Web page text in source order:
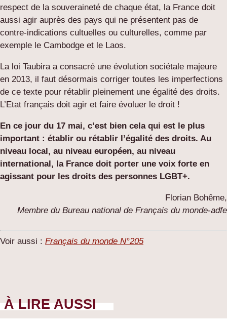
respect de la souveraineté de chaque état, la France doit
aussi agir auprès des pays qui ne présentent pas de
contre-indications cultuelles ou culturelles, comme par
exemple le Cambodge et le Laos.
La loi Taubira a consacré une évolution sociétale majeure
en 2013, il faut désormais corriger toutes les imperfections
de ce texte pour rétablir pleinement une égalité des droits.
L’Etat français doit agir et faire évoluer le droit !
En ce jour du 17 mai, c’est bien cela qui est le plus
important : établir ou rétablir l’égalité des droits. Au
niveau local, au niveau européen, au niveau
international, la France doit porter une voix forte en
agissant pour les droits des personnes LGBT+.
Florian Bohême,
Membre du Bureau national de Français du monde-adfe
Voir aussi : Français du monde N°205
À LIRE AUSSI